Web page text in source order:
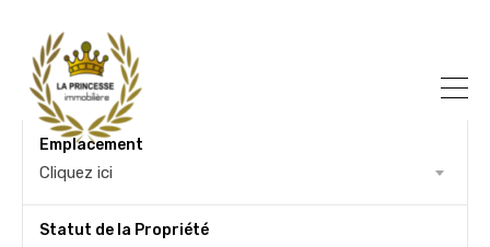
Emplacement
Cliquez ici
Statut de la Propriété